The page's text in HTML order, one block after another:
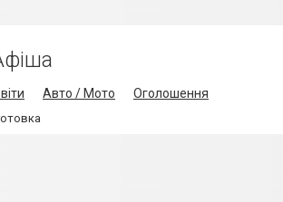
Авто / Мото Оголошення